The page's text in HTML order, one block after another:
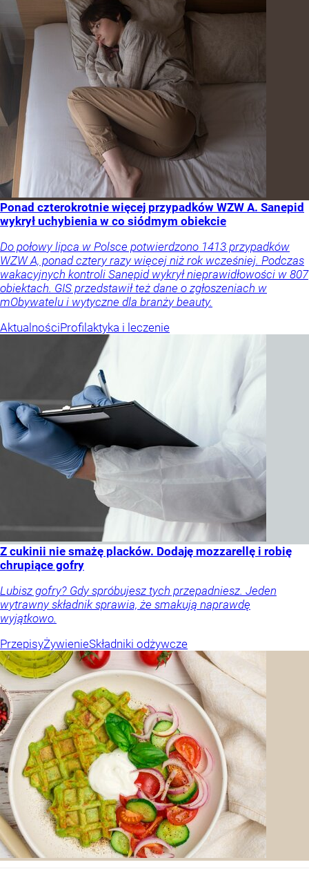
Ponad czterokrotnie więcej przypadków WZW A. Sanepid
wykrył uchybienia w co siódmym obiekcie
Do połowy lipca w Polsce potwierdzono 1413 przypadków
WZW A, ponad cztery razy więcej niż rok wcześniej. Podczas
wakacyjnych kontroli Sanepid wykrył nieprawidłowości w 807
obiektach. GIS przedstawił też dane o zgłoszeniach w
mObywatelu i wytyczne dla branży beauty.
AktualnościProfilaktyka i leczenie
Z cukinii nie smażę placków. Dodaję mozzarellę i robię
chrupiące gofry
Lubisz gofry? Gdy spróbujesz tych przepadniesz. Jeden
wytrawny składnik sprawia, że smakują naprawdę
wyjątkowo.
PrzepisyŻywienieSkładniki odżywcze